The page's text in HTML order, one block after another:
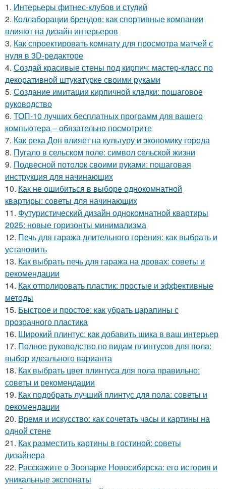
1. Интерьеры фитнес-клубов и студий
2. Коллаборации брендов: как спортивные компании
влияют на дизайн интерьеров
3. Как спроектировать комнату для просмотра матчей с
нуля в 3D-редакторе
4. Создай красивые стены под кирпич: мастер-класс по
декоративной штукатурке своими руками
5. Создание имитации кирпичной кладки: пошаговое
руководство
6. ТОП-10 лучших бесплатных программ для вашего
компьютера – обязательно посмотрите
7. Как река Дон влияет на культуру и экономику города
8. Пугало в сельском поле: символ сельской жизни
9. Подвесной потолок своими руками: пошаговая
инструкция для начинающих
10. Как не ошибиться в выборе однокомнатной
квартиры: советы для начинающих
11. Футуристический дизайн однокомнатной квартиры
2025: новые горизонты минимализма
12. Печь для гаража длительного горения: как выбрать и
установить
13. Как выбрать печь для гаража на дровах: советы и
рекомендации
14. Как отполировать пластик: простые и эффективные
методы
15. Быстрое и простое: как убрать царапины с
прозрачного пластика
16. Широкий плинтус: как добавить шика в ваш интерьер
17. Полное руководство по видам плинтусов для пола:
выбор идеального варианта
18. Как выбрать цвет плинтуса для пола правильно:
советы и рекомендации
19. Как подобрать лучший плинтус для пола: советы и
рекомендации
20. Время и искусство: как сочетать часы и картины на
одной стене
21. Как разместить картины в гостиной: советы
дизайнера
22. Расскажите о Зоопарке Новосибирска: его история и
уникальные экспонаты